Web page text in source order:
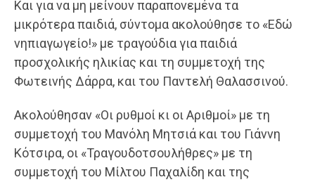
Και για να μη μείνουν παραπονεμένα τα
μικρότερα παιδιά, σύντομα ακολούθησε το «Εδώ
νηπιαγωγείο!» με τραγούδια για παιδιά
προσχολικής ηλικίας και τη συμμετοχή της
Φωτεινής Δάρρα, και του Παντελή Θαλασσινού.
Ακολούθησαν «Οι ρυθμοί κι οι Αριθμοί» με τη
συμμετοχή του Μανόλη Μητσιά και του Γιάννη
Κότσιρα, οι «Τραγουδοτσουλήθρες» με τη
συμμετοχή του Μίλτου Παχαλίδη και της